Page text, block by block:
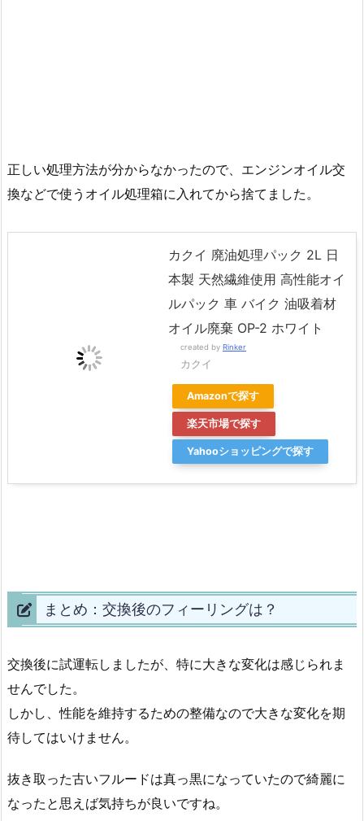
正しい処理方法が分からなかったので、エンジンオイル交
換などで使うオイル処理箱に入れてから捨てました。
カクイ 廃油処理パック 2L 日
本製 天然繊維使用 高性能オイ
ルパック 車 バイク 油吸着材
オイル廃棄 OP-2 ホワイト
created by Rinker
カクイ
Amazonで探す
楽天市場で探す
Yahooショッピングで探す
まとめ：交換後のフィーリングは？
交換後に試運転しましたが、特に大きな変化は感じられま
せんでした。
しかし、性能を維持するための整備なので大きな変化を期
待してはいけません。
抜き取った古いフルードは真っ黒になっていたので綺麗に
なったと思えば気持ちが良いですね。